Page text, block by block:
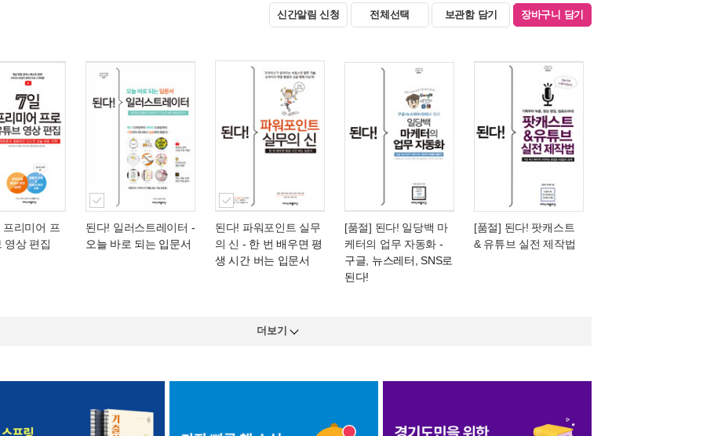
신간알림 신청 전체선택 보관함 담기 장바구니 담기
리미어 프
영상 편집
된다! 일러스트레이터 -
오늘 바로 되는 입문서
된다! 파워포인트 실무
의 신 - 한 번 배우면 평
생 시간 버는 입문서
[품절] 된다! 일당백 마
케터의 업무 자동화 -
구글, 뉴스레터, SNS로
된다!
[품절] 된다! 팟캐스트
& 유튜브 실전 제작법
더보기